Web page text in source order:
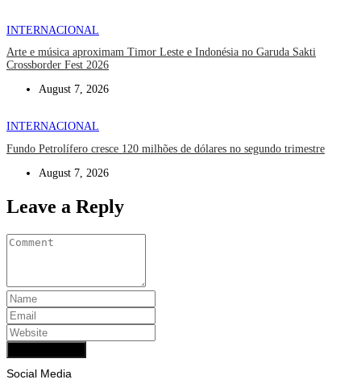
INTERNACIONAL
Arte e música aproximam Timor Leste e Indonésia no Garuda Sakti
Crossborder Fest 2026
August 7, 2026
INTERNACIONAL
Fundo Petrolífero cresce 120 milhões de dólares no segundo trimestre
August 7, 2026
Leave a Reply
Social Media